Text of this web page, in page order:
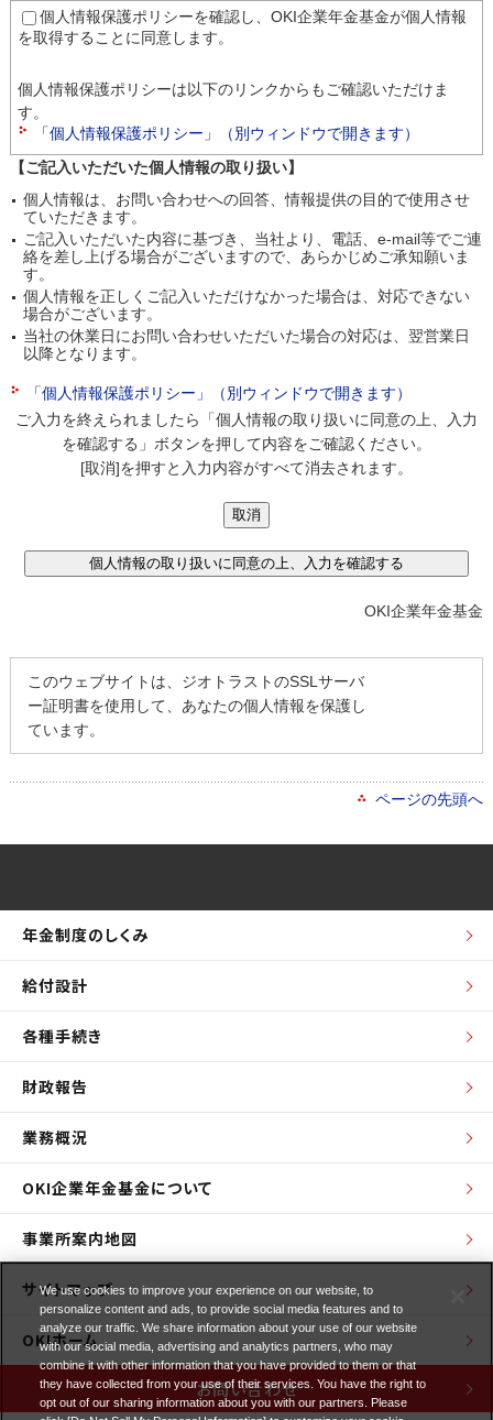
個人情報保護ポリシーを確認し、OKI企業年金基金が個人情報
を取得することに同意します。
個人情報保護ポリシーは以下のリンクからもご確認いただけま
す。
「個人情報保護ポリシー」（別ウィンドウで開きます）
【ご記入いただいた個人情報の取り扱い】
個人情報は、お問い合わせへの回答、情報提供の目的で使用させ
ていただきます。
ご記入いただいた内容に基づき、当社より、電話、e-mail等でご連
絡を差し上げる場合がございますので、あらかじめご承知願いま
す。
個人情報を正しくご記入いただけなかった場合は、対応できない
場合がございます。
当社の休業日にお問い合わせいただいた場合の対応は、翌営業日
以降となります。
「個人情報保護ポリシー」（別ウィンドウで開きます）
ご入力を終えられましたら「個人情報の取り扱いに同意の上、入力
を確認する」ボタンを押して内容をご確認ください。
[取消]を押すと入力内容がすべて消去されます。
OKI企業年金基金
このウェブサイトは、ジオトラストのSSLサーバ
ー証明書を使用して、あなたの個人情報を保護し
ています。
ページの先頭へ
年金制度のしくみ
給付設計
各種手続き
財政報告
業務概況
OKI企業年金基金について
事業所案内地図
サイトマップ
OKIホーム
お問い合わせ
We use cookies to improve your experience on our website, to
personalize content and ads, to provide social media features and to
analyze our traffic. We share information about your use of our website
with our social media, advertising and analytics partners, who may
combine it with other information that you have provided to them or that
they have collected from your use of their services. You have the right to
opt out of our sharing information about you with our partners. Please